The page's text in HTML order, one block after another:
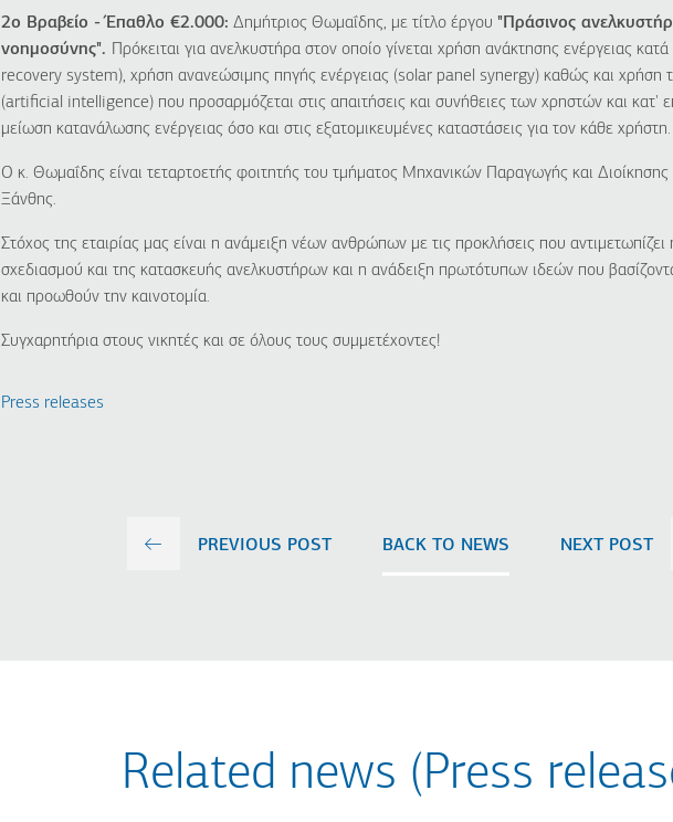
2ο Βραβείο - Έπαθλο €2.000: Δημήτριος Θωμαΐδης, με τίτλο έργου "Πράσινος
νοημοσύνης".
Πρόκειται για ανελκυστήρα στον οποίο γίνεται χρήση ανάκτησης ενέργειας
recovery system), χρήση ανανεώσιμης πηγής ενέργειας (solar panel synergy) καθώς και χρήση
(artificial intelligence) που προσαρμόζεται στις απαιτήσεις και συνήθειες των χρηστών και κατ'
μείωση κατανάλωσης ενέργειας όσο και στις εξατομικευμένες καταστάσεις για τον κάθε χρήστη.
Ο κ. Θωμαΐδης είναι τεταρτοετής φοιτητής του τμήματος Μηχανικών Παραγωγής και Διοίκησης
Ξάνθης.
Στόχος της εταιρίας μας είναι η ανάμειξη νέων ανθρώπων με τις προκλήσεις που αντιμετωπίζει
σχεδιασμού και της κατασκευής ανελκυστήρων και η ανάδειξη πρωτότυπων ιδεών που
και προωθούν την καινοτομία.
Συγχαρητήρια στους νικητές και σε όλους τους συμμετέχοντες!
Press releases
PREVIOUS POST BACK TO NEWS NEXT POST
Related news (Press